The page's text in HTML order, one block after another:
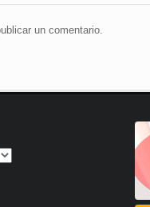
un comentario.